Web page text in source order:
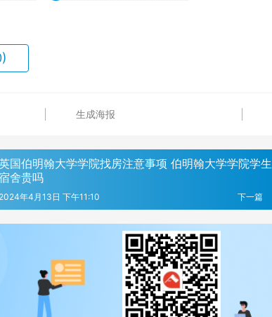
生成海报
国伯明翰大学学院找房注意事项 伯明翰大学学院学生
舍贵吗
下一篇
2024年4月13日 下午11:10